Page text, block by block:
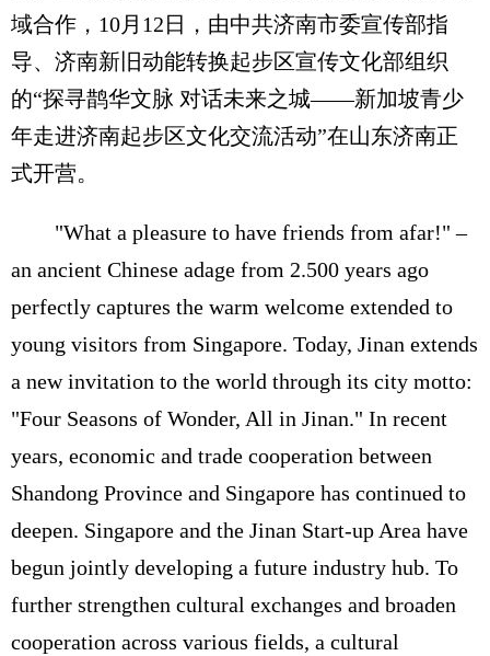
域合作，10月12日，由中共济南市委宣传部指
导、济南新旧动能转换起步区宣传文化部组织
的“探寻鹊华文脉 对话未来之城——新加坡青少
年走进济南起步区文化交流活动”在山东济南正
式开营。
"What a pleasure to have friends from afar!" –
an ancient Chinese adage from 2.500 years ago
perfectly captures the warm welcome extended to
young visitors from Singapore. Today, Jinan extends
a new invitation to the world through its city motto:
"Four Seasons of Wonder, All in Jinan." In recent
years, economic and trade cooperation between
Shandong Province and Singapore has continued to
deepen. Singapore and the Jinan Start-up Area have
begun jointly developing a future industry hub. To
further strengthen cultural exchanges and broaden
cooperation across various fields, a cultural